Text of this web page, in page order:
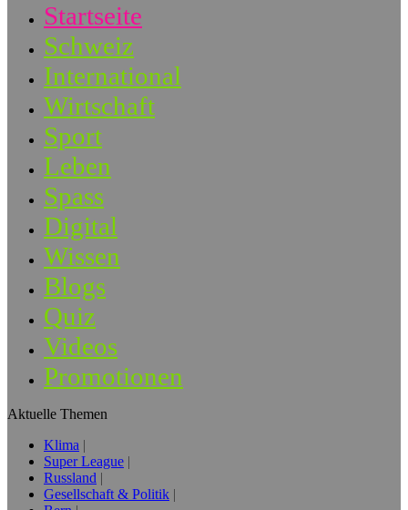
Startseite
Schweiz
International
Wirtschaft
Sport
Leben
Spass
Digital
Wissen
Blogs
Quiz
Videos
Promotionen
Aktuelle Themen
Klima
Super League
Russland
Gesellschaft & Politik